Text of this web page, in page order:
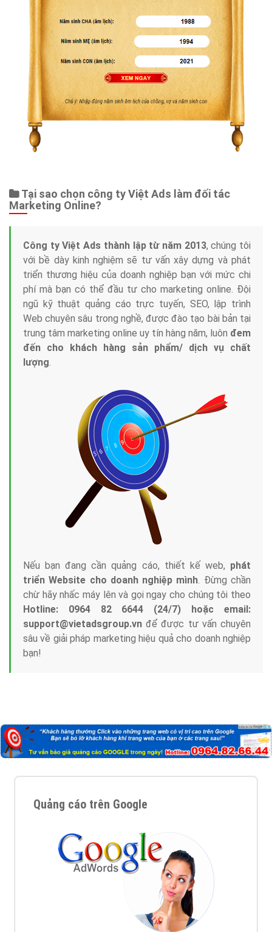
Tại sao chọn công ty Việt Ads làm đối tác
Marketing Online?
Công ty Việt Ads thành lập từ năm 2013, chúng tôi
với bề dày kinh nghiệm sẽ tư vấn xây dựng và phát
triển thương hiệu của doanh nghiệp bạn với mức chi
phí mà bạn có thể đầu tư cho marketing online. Đội
ngũ kỹ thuật quảng cáo trực tuyến, SEO, lập trình
Web chuyên sâu trong nghề, được đào tạo bài bản tại
trung tâm marketing online uy tín hàng năm, luôn đem
đến cho khách hàng sản phẩm/ dịch vụ chất
lượng.
Nếu bạn đang cần quảng cáo, thiết kế web, phát
triển Website cho doanh nghiệp mình. Đừng chần
chừ hãy nhấc máy lên và gọi ngay cho chúng tôi theo
Hotline: 0964 82 6644 (24/7) hoặc email:
support@vietadsgroup.vn để được tư vấn chuyên
sâu về giải pháp marketing hiệu quả cho doanh nghiệp
bạn!
Quảng cáo trên Google